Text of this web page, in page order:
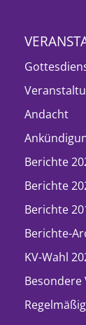
Andacht
Berichte
Berichte
Berichte
Berichte-
KV-Wahl